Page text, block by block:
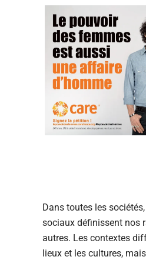
Dans toutes les
sociaux définissent nos
autres. Les contextes
lieux et les cultures,